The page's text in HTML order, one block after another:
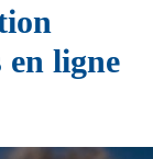
en ligne